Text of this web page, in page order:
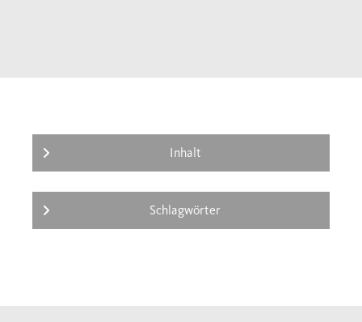
musikalischer Werkführer, nach zentralen
Inhalt
Schlagwörter